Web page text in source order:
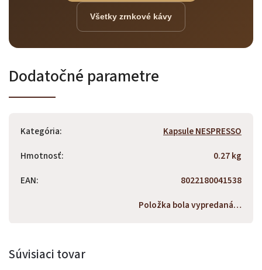
Všetky zrnkové kávy
Dodatočné parametre
Kategória:
Kapsule NESPRESSO
Hmotnosť:
0.27 kg
EAN:
8022180041538
Položka bola vypredaná…
Súvisiaci tovar